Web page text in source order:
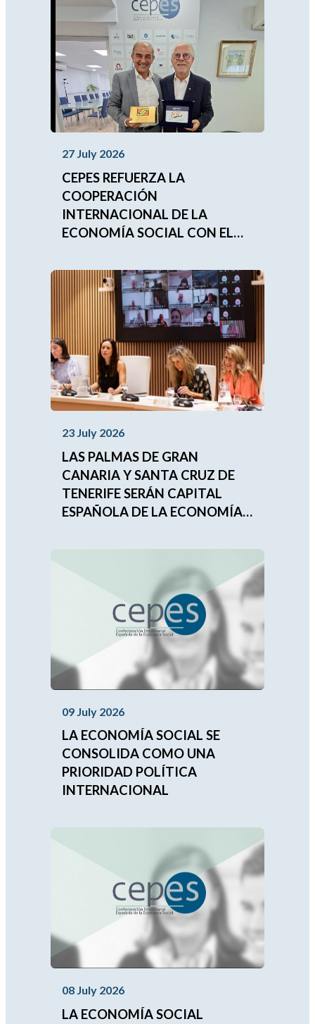
27 July 2026
CEPES REFUERZA LA
COOPERACIÓN
INTERNACIONAL DE LA
ECONOMÍA SOCIAL CON EL
UNIÓN MUNDIAL DE LAS
MUTUALIDADES
23 July 2026
LAS PALMAS DE GRAN
CANARIA Y SANTA CRUZ DE
TENERIFE SERÁN CAPITAL
ESPAÑOLA DE LA ECONOMÍA
09 July 2026
LA ECONOMÍA SOCIAL SE
CONSOLIDA COMO UNA
PRIORIDAD POLÍTICA
INTERNACIONAL
08 July 2026
LA ECONOMÍA SOCIAL